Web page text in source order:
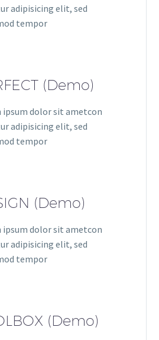
adipisicing elit, sed
tempor
(Demo)
ipsum dolor sit ametcon
adipisicing elit, sed
tempor
(Demo)
ipsum dolor sit ametcon
adipisicing elit, sed
tempor
(Demo)